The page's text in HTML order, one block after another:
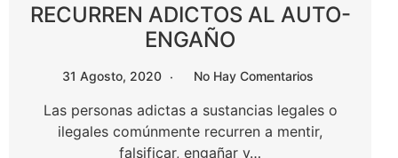
RECURREN ADICTOS AL AUTO-
ENGAÑO
31 Agosto, 2020 No Hay Comentarios
Las personas adictas a sustancias legales o
ilegales comúnmente recurren a mentir,
falsificar, engañar y…